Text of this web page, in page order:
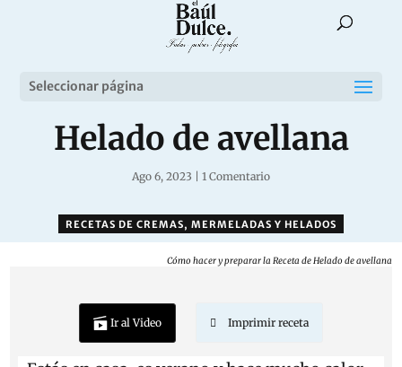
Seleccionar página
Helado de avellana
Ago 6, 2023 1 Comentario
RECETAS DE CREMAS, MERMELADAS Y HELADOS
Cómo hacer y preparar la Receta de Helado de avellana
Ir al Video Imprimir receta